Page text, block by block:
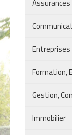
Entreprises
Formation,
Gestion,
Immobilier